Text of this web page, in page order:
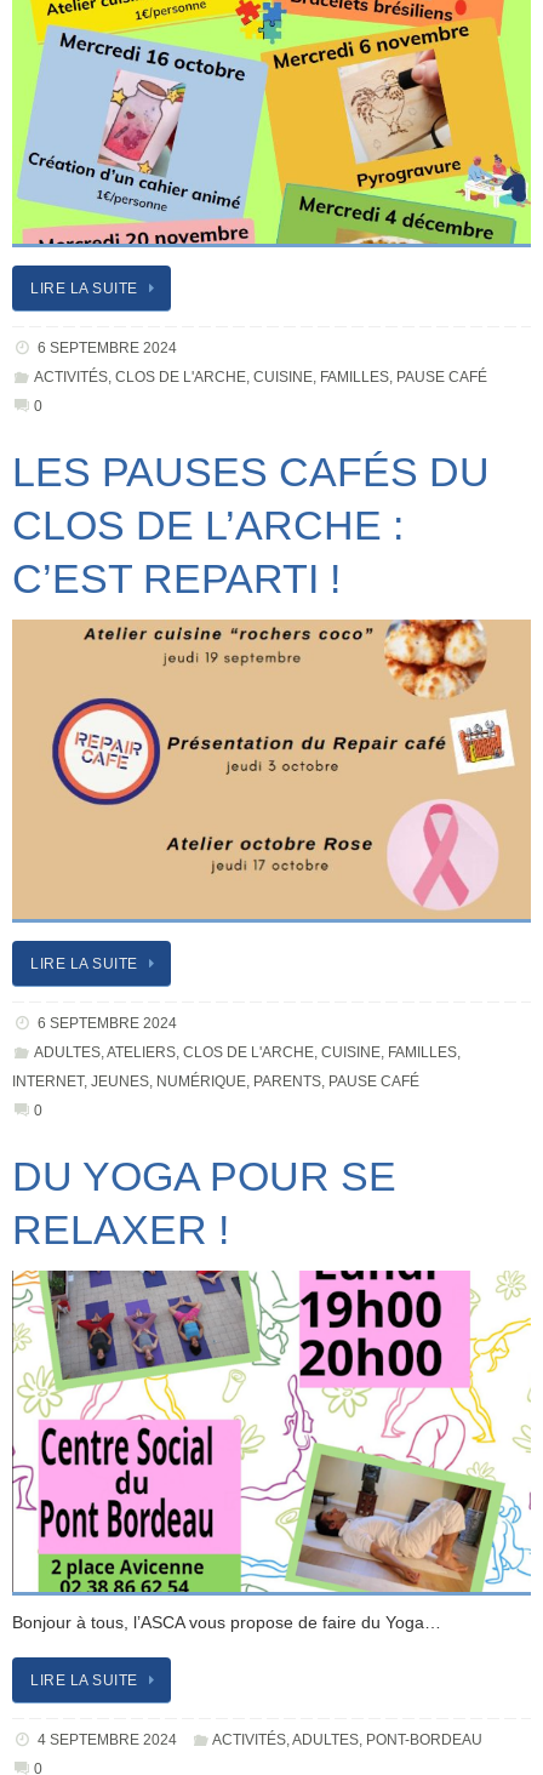
LIRE LA SUITE
6 SEPTEMBRE 2024
ACTIVITÉS, CLOS DE L'ARCHE, CUISINE, FAMILLES, PAUSE CAFÉ
0
LES PAUSES CAFÉS DU
CLOS DE L’ARCHE :
C’EST REPARTI !
LIRE LA SUITE
6 SEPTEMBRE 2024
ADULTES,ATELIERS, CLOS DE L'ARCHE, CUISINE, FAMILLES,
INTERNET, JEUNES, NUMÉRIQUE, PARENTS, PAUSE CAFÉ
0
DU YOGA POUR SE
RELAXER !
Bonjour à tous, l’ASCA vous propose de faire du Yoga…
LIRE LA SUITE
4 SEPTEMBRE 2024 ACTIVITÉS ,ADULTES PONT-BORDEAU
0